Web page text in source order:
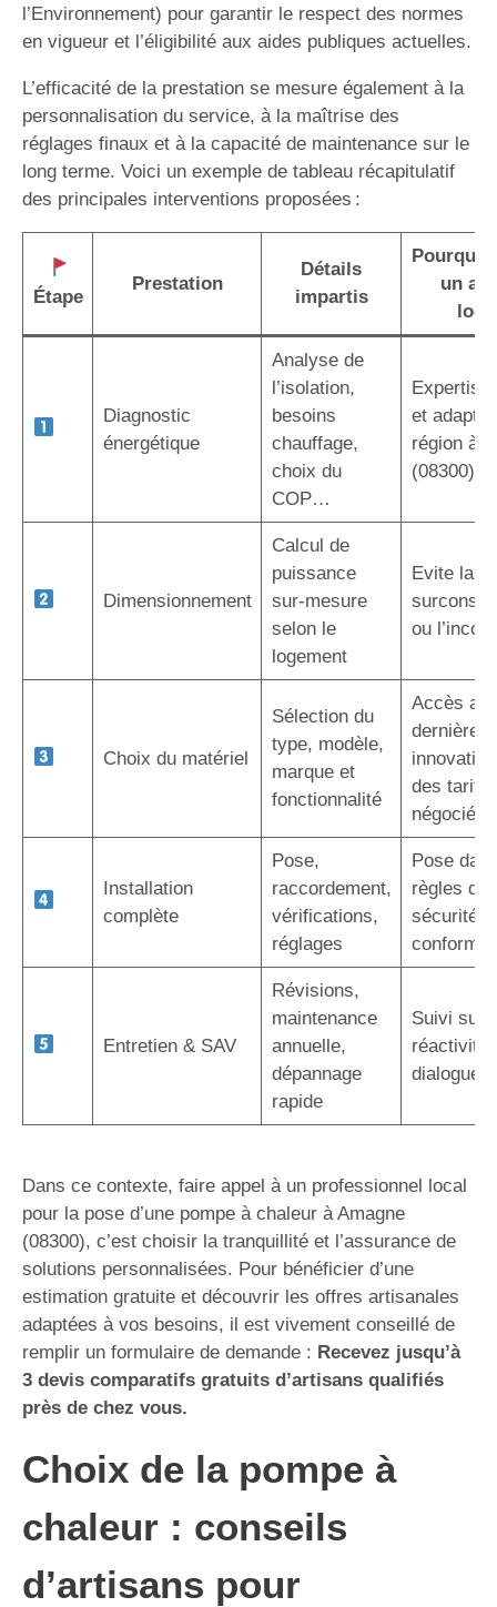
l’Environnement) pour garantir le respect des normes
en vigueur et l’éligibilité aux aides publiques actuelles.
L’efficacité de la prestation se mesure également à la
personnalisation du service, à la maîtrise des
réglages finaux et à la capacité de maintenance sur le
long terme. Voici un exemple de tableau récapitulatif
des principales interventions proposées :
Étape
Prestation
Détails
impartis
un
Diagnostic
énergétique
Analyse de
l’isolation,
besoins
chauffage,
choix du
COP…
Expertise
et
région à
(08300)
Dimensionnement
Calcul de
puissance
sur-mesure
selon le
logement
Evite la
ou
Choix du matériel
Sélection du
type, modèle,
marque et
fonctionnalité
Accès
dernières
des tarifs
négociés
Installation
complète
Pose,
raccordement,
vérifications,
réglages
Pose
règles de
sécurité
Entretien & SAV
Révisions,
maintenance
annuelle,
dépannage
rapide
Suivi sur
réactivité,
dialogue
Dans ce contexte, faire appel à un professionnel local
pour la pose d’une pompe à chaleur à Amagne
(08300), c’est choisir la tranquillité et l’assurance de
solutions personnalisées. Pour bénéficier d’une
estimation gratuite et découvrir les offres artisanales
adaptées à vos besoins, il est vivement conseillé de
remplir un formulaire de demande : Recevez jusqu’à
3 devis comparatifs gratuits d’artisans qualifiés
près de chez vous.
Choix de la pompe à
chaleur : conseils
d’artisans pour